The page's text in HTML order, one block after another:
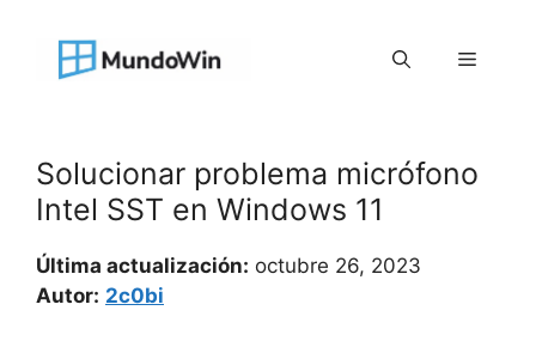
contenido
Menú
Solucionar problema micrófono
Intel SST en Windows 11
Última actualización: octubre 26, 2023
Autor: 2c0bi